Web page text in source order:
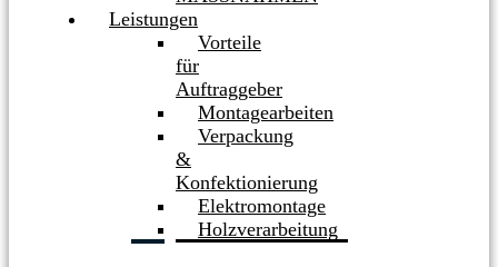
Leistungen
Vorteile
für
Auftraggeber
Montagearbeiten
Verpackung
&
Konfektionierung
Elektromontage
Holzverarbeitung